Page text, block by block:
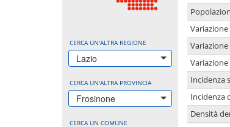
CERCA UN'ALTRA REGIONE
Lazio
CERCA UN'ALTRA PROVINCIA
Frosinone
CERCA UN COMUNE
Incidenza
Incidenza
Densità